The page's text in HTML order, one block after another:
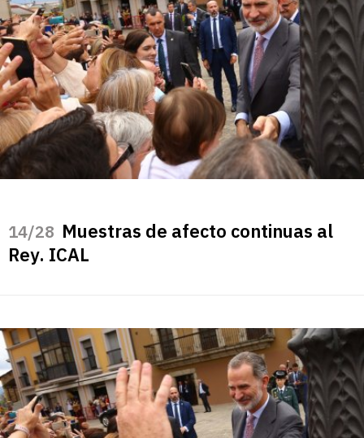
/28 Muestras de afecto continuas al
Rey. ICAL